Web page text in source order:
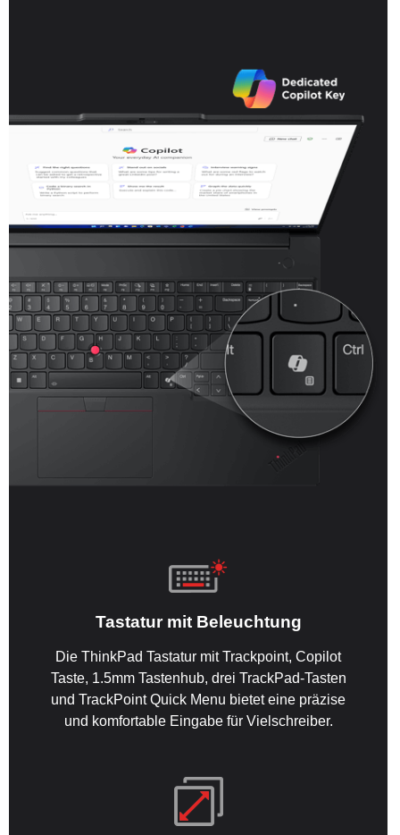
Tastatur mit Beleuchtung
Die ThinkPad Tastatur mit Trackpoint, Copilot
Taste, 1.5mm Tastenhub, drei TrackPad-Tasten
und TrackPoint Quick Menu bietet eine präzise
und komfortable Eingabe für Vielschreiber.